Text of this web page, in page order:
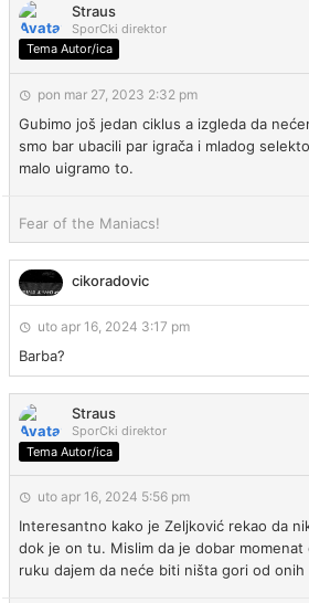
Straus
SporCki direktor
Tema Autor/ica
pon mar 27, 2023 2:32 pm
Gubimo još jedan ciklus a izgleda da
smo bar ubacili par igrača i mladog
malo uigramo to.
Fear of the Maniacs!
cikoradovic
uto apr 16, 2024 3:17 pm
Barba?
Straus
SporCki direktor
Tema Autor/ica
uto apr 16, 2024 5:56 pm
Interesantno kako je Zeljković rekao da
dok je on tu. Mislim da je dobar
ruku dajem da neće biti ništa gori od onih